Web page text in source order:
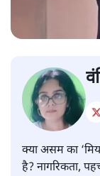
क्या असम का
है? नागरिकता,